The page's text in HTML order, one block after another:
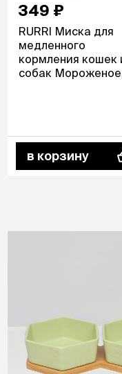
349 ₽
RURRI Миска для
медленного
кормления кошек
собак
в корзину